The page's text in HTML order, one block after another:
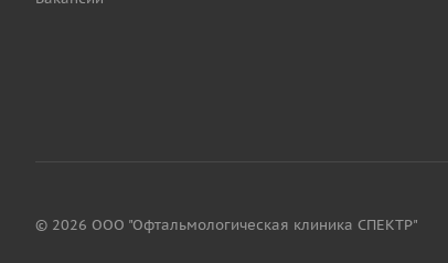
© 2026 ООО "Офтальмологическая клиника СПЕКТР"